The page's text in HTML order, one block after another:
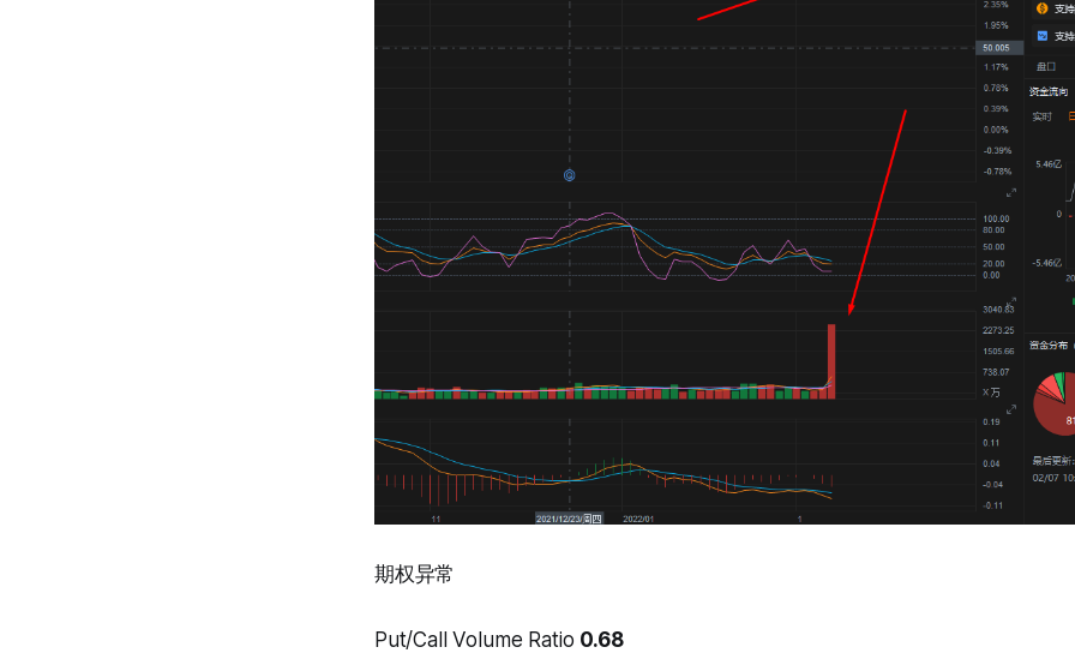
期权异常
Put/Call Volume Ratio 0.68